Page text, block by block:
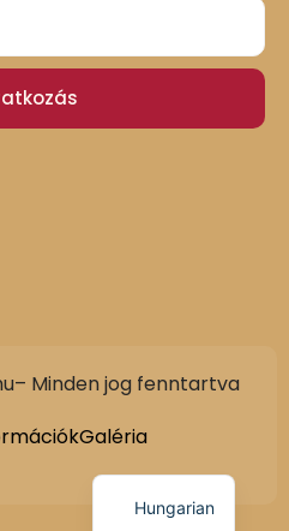
Minden jog fenntartva
Galéria
Hungarian
German
Slovak